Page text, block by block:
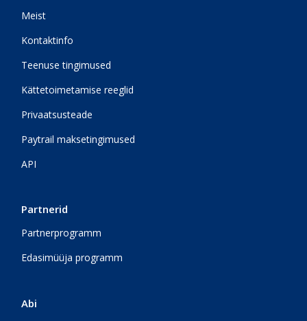
Meist
Kontaktinfo
Teenuse tingimused
Kättetoimetamise reeglid
Privaatsusteade
Paytrail maksetingimused
API
Partnerid
Partnerprogramm
Edasimüüja programm
Abi